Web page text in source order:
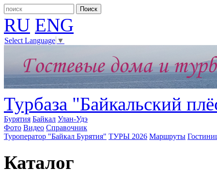
RU ENG
Select Language ▼
Турбаза "Байкальский
Бурятия Байкал Улан-Удэ
Фото Видео Справочник
Туроператор "Байкал Бурятия" ТУРЫ 2026 Маршруты
Каталог